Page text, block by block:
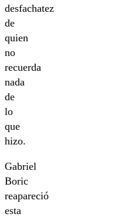
desfachatez
de
quien
no
recuerda
nada
de
lo
que
hizo.
Gabriel
Boric
reapareció
esta